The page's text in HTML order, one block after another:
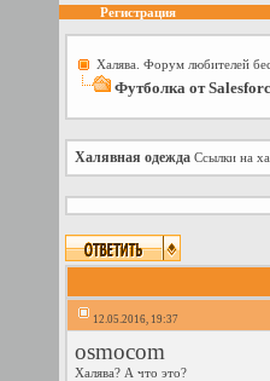
Регистрация
Халява. Форум любителей
Футболка от
Халявная одежда Ссылки на
12.05.2016, 19:37
osmocom
Халява? А что это?